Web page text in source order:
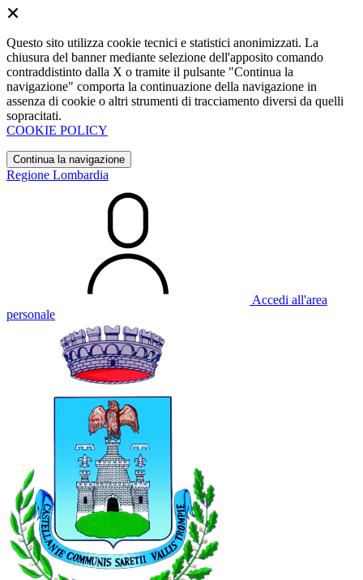
Questo sito utilizza cookie tecnici e statistici anonimizzati. La
chiusura del banner mediante selezione dell'apposito comando
contraddistinto dalla X o tramite il pulsante "Continua la
navigazione" comporta la continuazione della navigazione in
assenza di cookie o altri strumenti di tracciamento diversi da quelli
sopracitati.
COOKIE POLICY
Continua la navigazione
Regione Lombardia
Accedi all'area
personale